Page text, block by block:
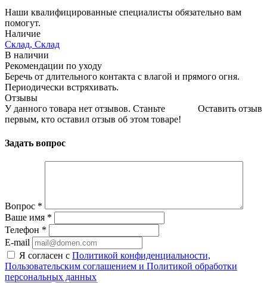
Наши квалифицированные специалисты обязательно вам
помогут.
Наличие
Склад, Склад
В наличии
Рекомендации по уходу
Беречь от длительного контакта с влагой и прямого огня.
Периодически встряхивать.
Отзывы
Оставить отзыв
У данного товара нет отзывов. Станьте
первым, кто оставил отзыв об этом товаре!
Задать вопрос
Вопрос *
Ваше имя *
Телефон *
E-mail
Я согласен с Политикой конфиденциальности,
Пользовательским соглашением и Политикой обработки
персональных данных